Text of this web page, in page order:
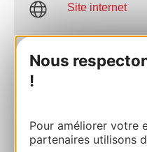
Nous
!
Pour améliorer votre
partenaires utilisons
Site internet